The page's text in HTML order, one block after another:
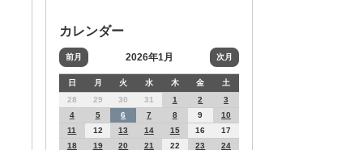
カレンダー
前月 2026年1月 次月
日 月 火 水 木 金
土
28
29 30 31 1 2
3
4
5 6 7 8 9
10
11
12 13 14 15 16
17
18
19 20 21 22 23
24